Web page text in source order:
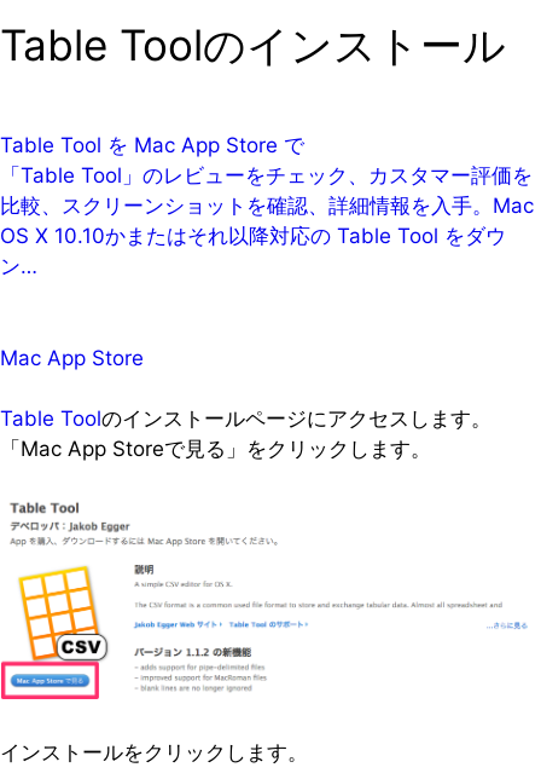
Table Toolのインストール
Table Tool を Mac App Store で
「Table Tool」のレビューをチェック、カスタマー評価を
比較、スクリーンショットを確認、詳細情報を入手。Mac
OS X 10.10かまたはそれ以降対応の Table Tool をダウ
ン…
Mac App Store
Table Toolのインストールページにアクセスします。
「Mac App Storeで見る」をクリックします。
インストールをクリックします。